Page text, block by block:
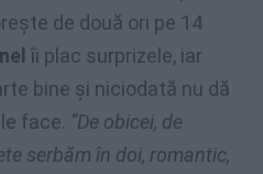
de două ori pe 14
îi plac surprizele, iar
bine şi niciodată nu dă
face. “De obicei, de
serbăm în doi, romantic,